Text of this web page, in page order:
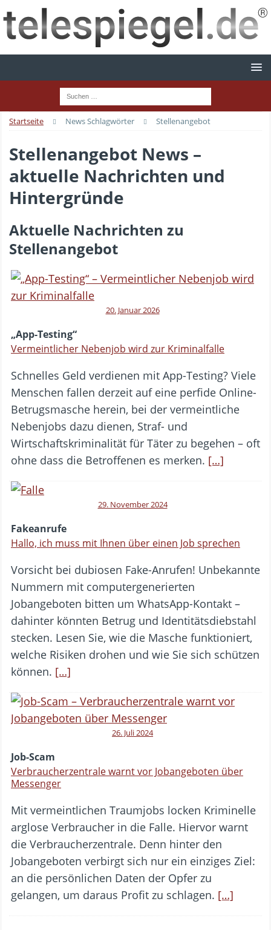
Startseite News Schlagwörter Stellenangebot
Stellenangebot News –
aktuelle Nachrichten und
Hintergründe
Aktuelle Nachrichten zu
Stellenangebot
20. Januar 2026
„App-Testing“
Vermeintlicher Nebenjob wird zur Kriminalfalle
Schnelles Geld verdienen mit App-Testing? Viele
Menschen fallen derzeit auf eine perfide Online-
Betrugsmasche herein, bei der vermeintliche
Nebenjobs dazu dienen, Straf- und
Wirtschaftskriminalität für Täter zu begehen – oft
ohne dass die Betroffenen es merken. […]
29. November 2024
Fakeanrufe
Hallo, ich muss mit Ihnen über einen Job sprechen
Vorsicht bei dubiosen Fake-Anrufen! Unbekannte
Nummern mit computergenerierten
Jobangeboten bitten um WhatsApp-Kontakt –
dahinter könnten Betrug und Identitätsdiebstahl
stecken. Lesen Sie, wie die Masche funktioniert,
welche Risiken drohen und wie Sie sich schützen
können. […]
26. Juli 2024
Job-Scam
Verbraucherzentrale warnt vor Jobangeboten über
Messenger
Mit vermeintlichen Traumjobs locken Kriminelle
arglose Verbraucher in die Falle. Hiervor warnt
die Verbraucherzentrale. Denn hinter den
Jobangeboten verbirgt sich nur ein einziges Ziel:
an die persönlichen Daten der Opfer zu
gelangen, um daraus Profit zu schlagen. […]